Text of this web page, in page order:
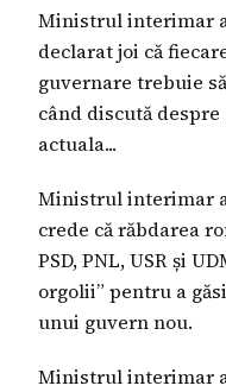
Ministrul interimar
declarat joi că
guvernare trebuie
când discută
actuala...
Ministrul interimar
crede că răbdarea
PSD, PNL, USR și
orgolii” pentru a
unui guvern nou.
Ministrul interimar